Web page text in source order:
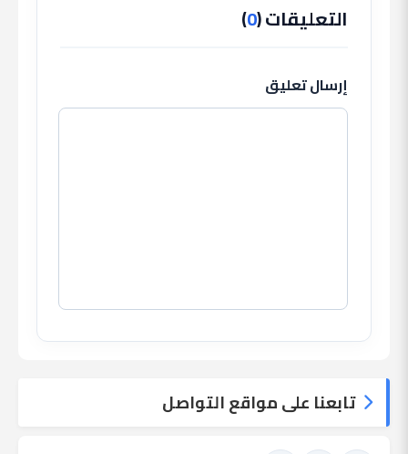
التعليقات (0
)
إرسال تعليق
تابعنا على مواقع التواصل